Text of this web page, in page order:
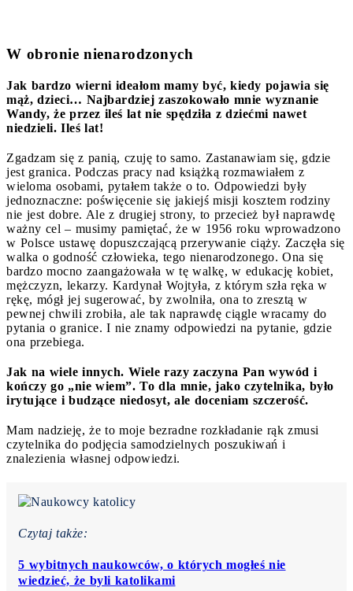
W obronie nienarodzonych
Jak bardzo wierni ideałom mamy być, kiedy pojawia się
mąż, dzieci… Najbardziej zaszokowało mnie wyznanie
Wandy, że przez ileś lat nie spędziła z dziećmi nawet
niedzieli. Ileś lat!
Zgadzam się z panią, czuję to samo. Zastanawiam się, gdzie
jest granica. Podczas pracy nad książką rozmawiałem z
wieloma osobami, pytałem także o to. Odpowiedzi były
jednoznaczne: poświęcenie się jakiejś misji kosztem rodziny
nie jest dobre. Ale z drugiej strony, to przecież był naprawdę
ważny cel – musimy pamiętać, że w 1956 roku wprowadzono
w Polsce ustawę dopuszczającą przerywanie ciąży. Zaczęła się
walka o godność człowieka, tego nienarodzonego. Ona się
bardzo mocno zaangażowała w tę walkę, w edukację kobiet,
mężczyzn, lekarzy. Kardynał Wojtyła, z którym szła ręka w
rękę, mógł jej sugerować, by zwolniła, ona to zresztą w
pewnej chwili zrobiła, ale tak naprawdę ciągle wracamy do
pytania o granice. I nie znamy odpowiedzi na pytanie, gdzie
ona przebiega.
Jak na wiele innych. Wiele razy zaczyna Pan wywód i
kończy go „nie wiem”. To dla mnie, jako czytelnika, było
irytujące i budzące niedosyt, ale doceniam szczerość.
Mam nadzieję, że to moje bezradne rozkładanie rąk zmusi
czytelnika do podjęcia samodzielnych poszukiwań i
znalezienia własnej odpowiedzi.
Czytaj także:
5 wybitnych naukowców, o których mogłeś nie
wiedzieć, że byli katolikami